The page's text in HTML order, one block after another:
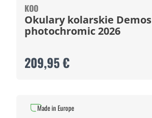
KOO
Okulary kolarskie Demos
photochromic 2026
209,95 €
Made in Europe